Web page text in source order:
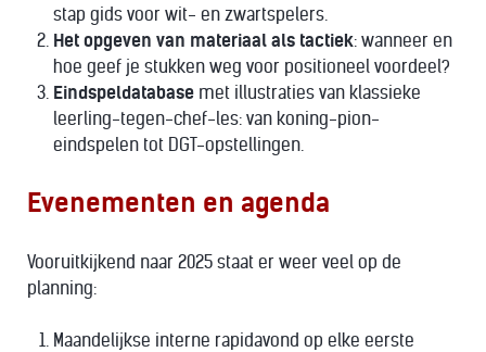
stap gids voor wit- en zwartspelers.
Het opgeven van materiaal als tactiek: wanneer en
hoe geef je stukken weg voor positioneel voordeel?
Eindspeldatabase met illustraties van klassieke
leerling-tegen-chef-les: van koning-pion-
eindspelen tot DGT-opstellingen.
Evenementen en agenda
Vooruitkijkend naar 2025 staat er weer veel op de
planning:
Maandelijkse interne rapidavond op elke eerste